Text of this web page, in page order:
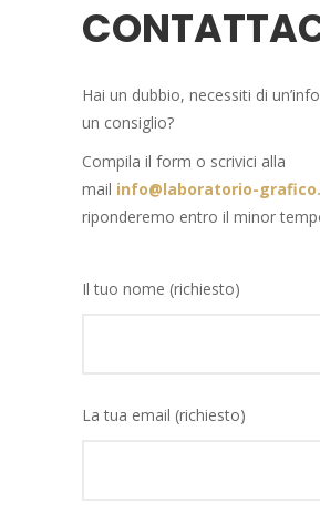
Hai un dubbio, necessiti di
un consiglio?
Compila il form o scrivici alla
mail info@laboratorio-gra
riponderemo entro il minor
Il tuo nome (richiesto)
La tua email (richiesto)